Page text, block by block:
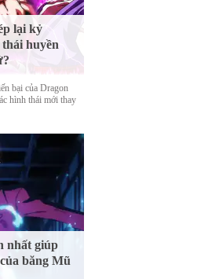
lại kỷ
huyền
bại của Dragon
hình thái mới thay
nhất giúp
băng Mũ